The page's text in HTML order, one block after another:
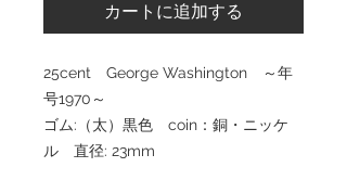
カートに追加する
25cent George Washington ～年
号1970～
ゴム:（太）黒色 coin：銅・ニッケ
ル 直径: 23mm